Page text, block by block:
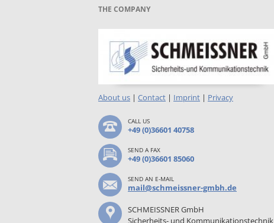
THE COMPANY
About us | Contact | Imprint | Privacy
CALL US
+49 (0)36601 40758
SEND A FAX
+49 (0)36601 85060
SEND AN E-MAIL
mail@schmeissner-gmbh.de
SCHMEISSNER GmbH
Sicherheits- und Kommunikationstechnik